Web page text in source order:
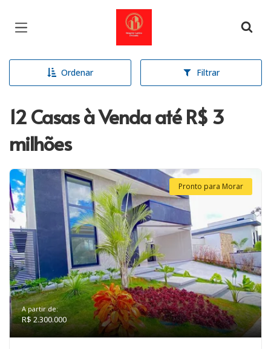
Página inicial
Ordenar Filtrar
12 Casas à Venda até R$ 3
milhões
Pronto para Morar
A partir de:
R$ 2.300.000